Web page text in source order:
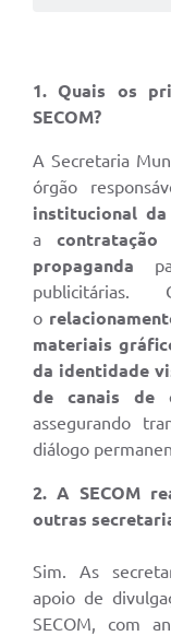
1. Quais os
SECOM?
A Secretaria
órgão
institucional
a
propaganda
o
materiais
da identidade
de canais de
assegurando
diálogo
2. A SECOM
outras
Sim. As
apoio de
SECOM, com